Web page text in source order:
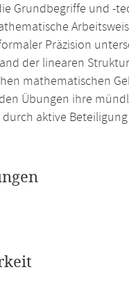
Grundbegriffe und -
Präzision
der linearen
mathematischen
Übungen ihre
aktive